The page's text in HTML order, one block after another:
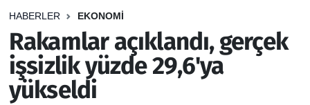
HABERLER EKONOMİ
Rakamlar açıklandı, gerçek
işsizlik yüzde 29,6'ya
yükseldi
DEPREM
GENEL
EKONOMİ
İzmir Namaz Vakitleri
İzmir Trafik Yoğunluk Haritası
Puan Durumu ve Fikstür